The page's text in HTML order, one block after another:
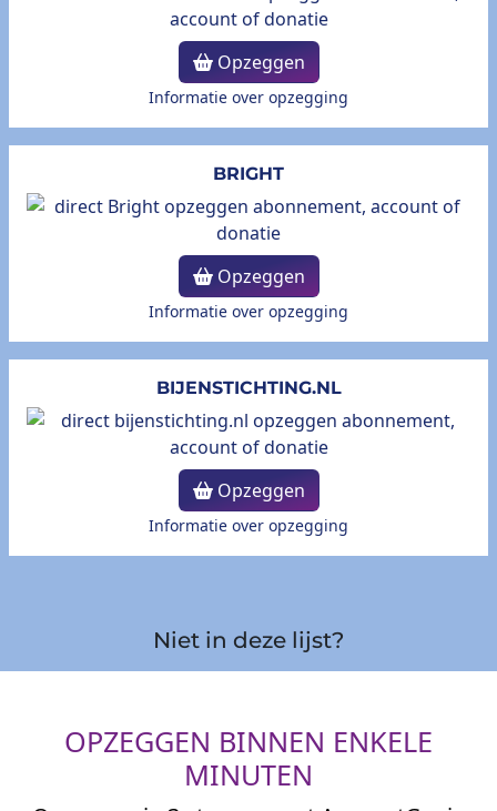
Opzeggen
Informatie over opzegging
BRIGHT
Opzeggen
Informatie over opzegging
BIJENSTICHTING.NL
Opzeggen
Informatie over opzegging
Niet in deze lijst?
OPZEGGEN BINNEN ENKELE
MINUTEN